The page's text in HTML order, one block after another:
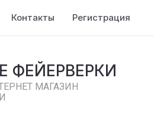
Контакты Регистрация
ФЕЙЕРВЕРКИ
МАГАЗИН